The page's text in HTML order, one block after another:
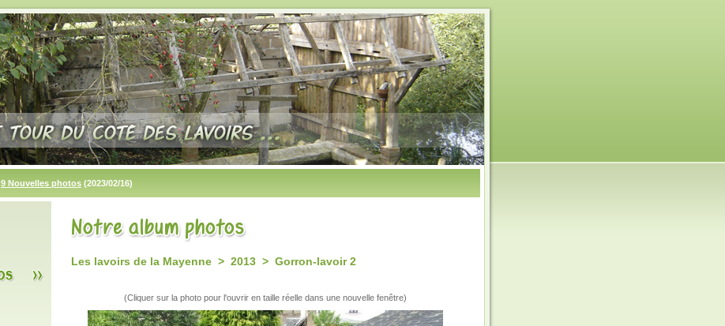
9 Nouvelles photos (2023/02/16)
Les lavoirs de la Mayenne > 2013 > Gorron-lavoir 2
(Cliquer sur la photo pour l'ouvrir en taille réelle dans une nouvelle fenêtre)